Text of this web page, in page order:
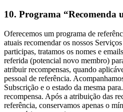
10. Programa “Recomenda
Oferecemos um programa de
atuais recomendar os nossos
participas, tratamos os nomes e
referida (potencial novo membro)
atribuir recompensas, quando
pessoal de referência.
Subscrição e o estado da mesma
recompensa. Após a atribuição das
referência, conservamos apenas o